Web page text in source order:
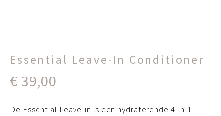
Essential Leave-In Conditioner
€ 39,00
De Essential Leave-in is een hydraterende 4-in-1